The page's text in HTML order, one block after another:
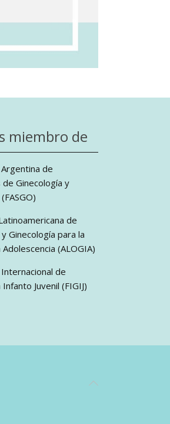
miembro de
de
de Ginecología y
de
Ginecología para la
Adolescencia (ALOGIA)
de
Juvenil (FIGIJ)